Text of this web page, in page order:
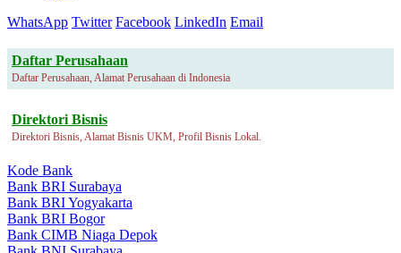
WhatsApp Twitter Facebook LinkedIn Email
Daftar Perusahaan
Daftar Perusahaan, Alamat Perusahaan di Indonesia
Direktori Bisnis
Direktori Bisnis, Alamat Bisnis UKM, Profil Bisnis Lokal.
Kode Bank
Bank BRI Surabaya
Bank BRI Yogyakarta
Bank BRI Bogor
Bank CIMB Niaga Depok